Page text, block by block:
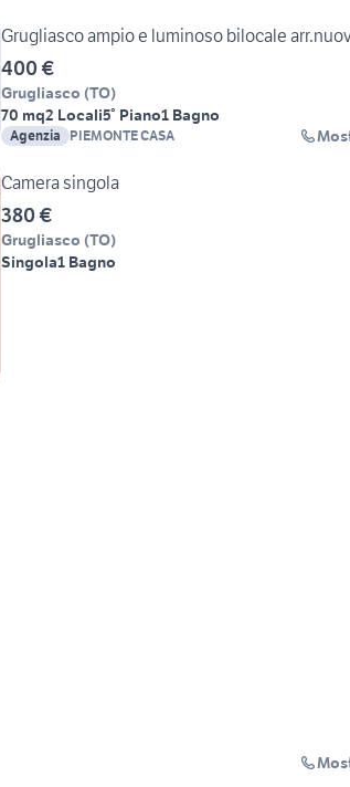
Grugliasco ampio e luminoso bilocale
400 €
Grugliasco (TO)
70 mq2 Locali5° Piano1 Bagno
Agenzia PIEMONTE CASA
Camera singola
380 €
Grugliasco (TO)
Singola1 Bagno